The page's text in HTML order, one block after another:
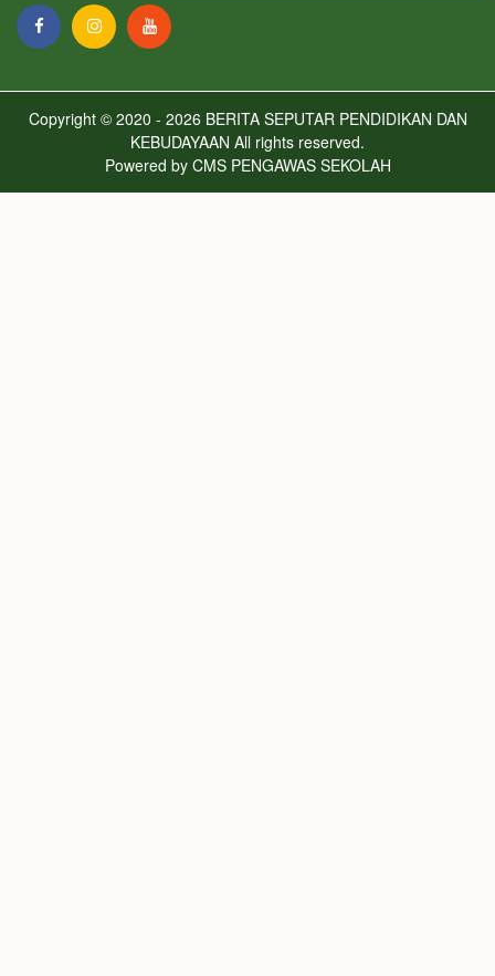
Copyright © 2020 - 2026 BERITA SEPUTAR PENDIDIKAN DAN
KEBUDAYAAN All rights reserved.
Powered by CMS PENGAWAS SEKOLAH